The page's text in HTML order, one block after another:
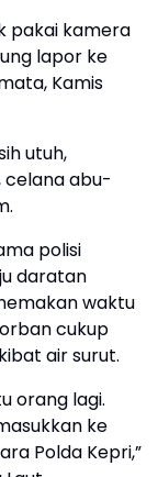
pakai kamera
lapor ke
Kamis
utuh,
celana abu-
polisi
daratan
waktu
cukup
air surut.
orang lagi.
ke
Polda Kepri,”